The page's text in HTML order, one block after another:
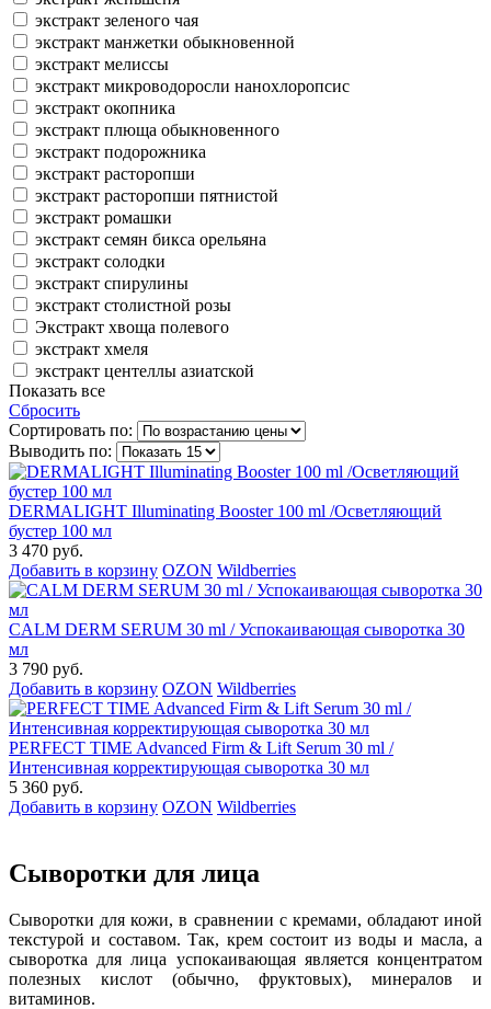
экстракт зеленого чая
экстракт манжетки обыкновенной
экстракт мелиссы
экстракт микроводоросли нанохлоропсис
экстракт окопника
экстракт плюща обыкновенного
экстракт подорожника
экстракт расторопши
экстракт расторопши пятнистой
экстракт ромашки
экстракт семян бикса орельяна
экстракт солодки
экстракт спирулины
экстракт столистной розы
Экстракт хвоща полевого
экстракт хмеля
экстракт центеллы азиатской
Показать все
Сбросить
Сортировать по:
Выводить по:
DERMALIGHT Illuminating Booster 100 ml /Осветляющий
бустер 100 мл
3 470 руб.
Добавить в корзину OZON Wildberries
CALM DERM SERUM 30 ml / Успокаивающая сыворотка 30
мл
3 790 руб.
Добавить в корзину OZON Wildberries
PERFECT TIME Advanced Firm & Lift Serum 30 ml /
Интенсивная корректирующая сыворотка 30 мл
5 360 руб.
Добавить в корзину OZON Wildberries
Сыворотки для лица
Сыворотки для кожи, в сравнении с кремами, обладают иной
текстурой и составом. Так, крем состоит из воды и масла, а
сыворотка для лица успокаивающая является концентратом
полезных кислот (обычно, фруктовых), минералов и
витаминов.